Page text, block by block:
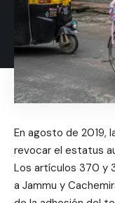
En agosto de 2019,
revocar el estatus
Los artículos 370 y
a Jammu y